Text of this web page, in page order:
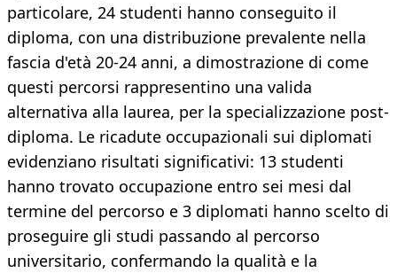
particolare, 24 studenti hanno conseguito il
diploma, con una distribuzione prevalente nella
fascia d'età 20-24 anni, a dimostrazione di come
questi percorsi rappresentino una valida
alternativa alla laurea, per la specializzazione post-
diploma. Le ricadute occupazionali sui diplomati
evidenziano risultati significativi: 13 studenti
hanno trovato occupazione entro sei mesi dal
termine del percorso e 3 diplomati hanno scelto di
proseguire gli studi passando al percorso
universitario, confermando la qualità e la